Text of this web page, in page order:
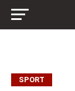
SPORT